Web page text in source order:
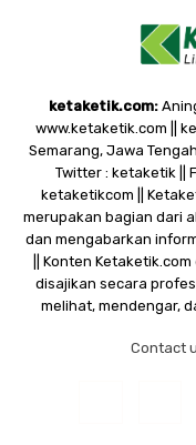
ketaketik.com:
www.ketaketik.com ||
Semarang, Jawa
Twitter : ketaketik ||
ketaketikcom ||
merupakan bagian dari
dan mengabarkan
|| Konten
disajikan secara
melihat, mendengar,
Contact